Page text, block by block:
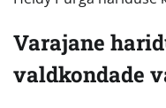
Varajane
valdkondade